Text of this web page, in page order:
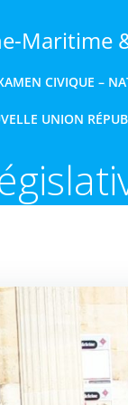
Maritime
CIVIQUE –
UNION